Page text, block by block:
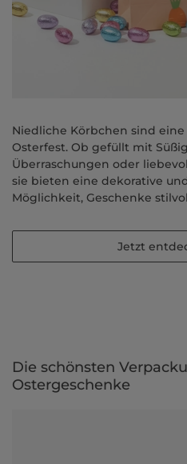
Niedliche Körbchen sind
Osterfest. Ob gefüllt mit
Überraschungen oder
sie bieten eine dekorative
Möglichkeit, Geschenke
Jetzt
Die schönsten
Ostergeschenke